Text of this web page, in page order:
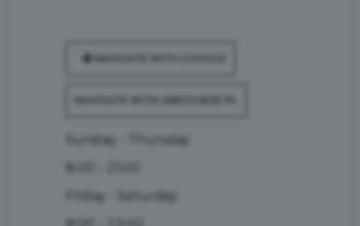
Sunday - Thursday
Friday - Saturday